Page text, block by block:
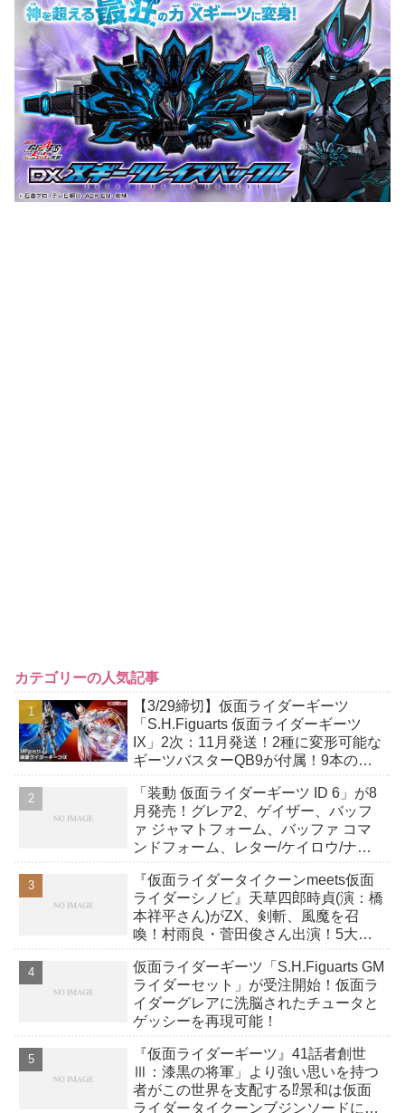
カテゴリーの人気記事
【3/29締切】仮面ライダーギーツ
「S.H.Figuarts 仮面ライダーギーツ
IX」2次：11月発送！2種に変形可能な
ギーツバスターQB9が付属！9本の尾
「装動 仮面ライダーギーツ ID 6」が8
月発売！グレア2、ゲイザー、バッフ
ァ ジャマトフォーム、バッファ コマ
ンドフォーム、レター/ケイロウ/ナッ
『仮面ライダータイクーンmeets仮面
ライダーシノビ』天草四郎時貞(演：橋
本祥平さん)がZX、剣斬、風魔を召
喚！村雨良・菅田俊さん出演！5大忍
仮面ライダーギーツ「S.H.Figuarts GM
ライダーセット」が受注開始！仮面ラ
イダーグレアに洗脳されたチュータと
ゲッシーを再現可能！
『仮面ライダーギーツ』41話者創世
Ⅲ：漆黒の将軍」より強い思いを持つ
者がこの世界を支配する⁉景和は仮面
ライダータイクーンブジンソードに変